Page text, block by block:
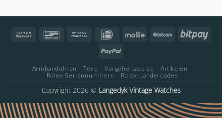
Cash
Bancontact Bank
IDeal Mollie BitCoin
PayPal
Armbanduhren Teile Vorgehensweise
Artikelen
Rolex-Seriennummern
Rolex-Landercodes
Copyright 2026 © Langedyk Vintage Watches